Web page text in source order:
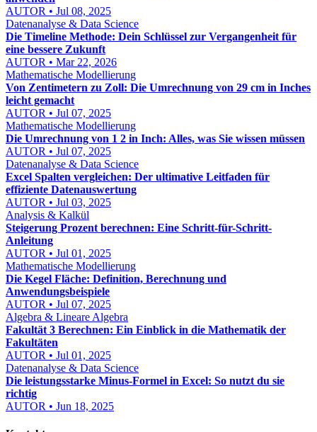
AUTOR • Jul 08, 2025
Datenanalyse & Data Science
Die Timeline Methode: Dein Schlüssel zur Vergangenheit für
eine bessere Zukunft
AUTOR • Mar 22, 2026
Mathematische Modellierung
Von Zentimetern zu Zoll: Die Umrechnung von 29 cm in Inches
leicht gemacht
AUTOR • Jul 07, 2025
Mathematische Modellierung
Die Umrechnung von 1 2 in Inch: Alles, was Sie wissen müssen
AUTOR • Jul 07, 2025
Datenanalyse & Data Science
Excel Spalten vergleichen: Der ultimative Leitfaden für
effiziente Datenauswertung
AUTOR • Jul 03, 2025
Analysis & Kalkül
Steigerung Prozent berechnen: Eine Schritt-für-Schritt-
Anleitung
AUTOR • Jul 01, 2025
Mathematische Modellierung
Die Kegel Fläche: Definition, Berechnung und
Anwendungsbeispiele
AUTOR • Jul 07, 2025
Algebra & Lineare Algebra
Fakultät 3 Berechnen: Ein Einblick in die Mathematik der
Fakultäten
AUTOR • Jul 01, 2025
Datenanalyse & Data Science
Die leistungsstarke Minus-Formel in Excel: So nutzt du sie
richtig
AUTOR • Jun 18, 2025